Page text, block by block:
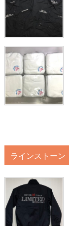
ラインストーン